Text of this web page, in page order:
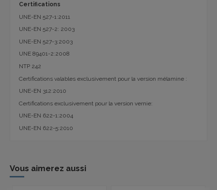
Certifications
UNE-EN 527-1:2011
UNE-EN 527-2: 2003
UNE-EN 527-3:2003
UNE 89401-2:2008
NTP 242
Certifications valables exclusivement pour la version mélamine :
UNE-EN 312:2010
Certifications exclusivement pour la version vernie:
UNE-EN 622-1:2004
UNE-EN 622-5:2010
Vous aimerez aussi